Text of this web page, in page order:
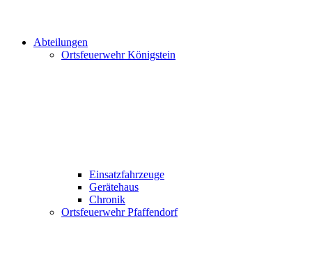
Abteilungen
Ortsfeuerwehr Königstein
Einsatzfahrzeuge
Gerätehaus
Chronik
Ortsfeuerwehr Pfaffendorf